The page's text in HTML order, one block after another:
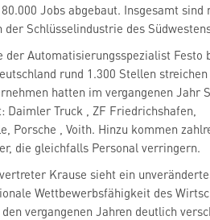
Jobs abgebaut. Insgesamt sind
der Schlüsselindustrie des
der Automatisierungsspezialist Festo
rund 1.300 Stellen
hatten im vergangenen Jahr
Daimler Truck , ZF Friedrichshafen,
Porsche , Voith. Hinzu kommen
die gleichfalls Personal verringern.
Krause sieht ein
Wettbewerbsfähigkeit des
vergangenen Jahren deutlich